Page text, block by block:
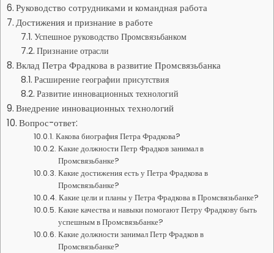
Руководство сотрудниками и командная работа
Достижения и признание в работе
Успешное руководство Промсвязьбанком
Признание отрасли
Вклад Петра Фрадкова в развитие Промсвязьбанка
Расширение географии присутствия
Развитие инновационных технологий
Внедрение инновационных технологий
Вопрос-ответ:
Какова биография Петра Фрадкова?
Какие должности Петр Фрадков занимал в
Промсвязьбанке?
Какие достижения есть у Петра Фрадкова в
Промсвязьбанке?
Какие цели и планы у Петра Фрадкова в Промсвязьбанке?
Какие качества и навыки помогают Петру Фрадкову быть
успешным в Промсвязьбанке?
Какие должности занимал Петр Фрадков в
Промсвязьбанке?